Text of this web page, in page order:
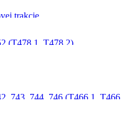
trakcie
(T478.1, T478.2)
743, 744, 746 (T466.1,